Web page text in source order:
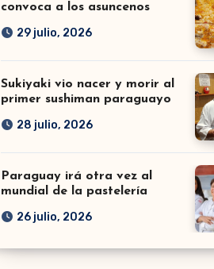
convoca a los asuncenos
29 julio, 2026
Sukiyaki vio nacer y morir al
primer sushiman paraguayo
28 julio, 2026
Paraguay irá otra vez al
mundial de la pastelería
26 julio, 2026